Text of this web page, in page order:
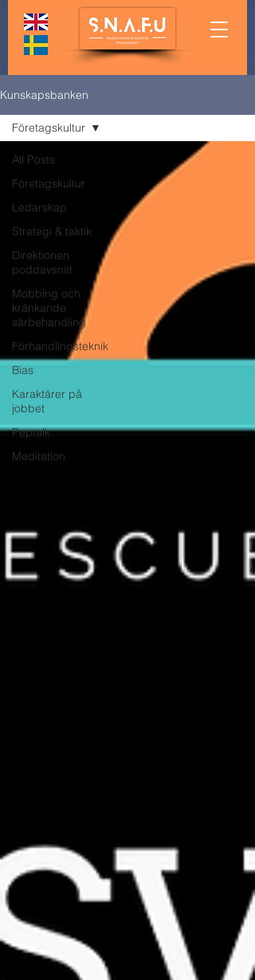
Kunskapsbanken
All Posts
Företagskultur
Ledarskap
Strategi & taktik
Direktionen
poddavsnitt
Mobbing och
kränkande
särbehandling
Förhandlingsteknik
Bias
Karaktärer på
jobbet
Peptalk
Meditation
Företagskultur